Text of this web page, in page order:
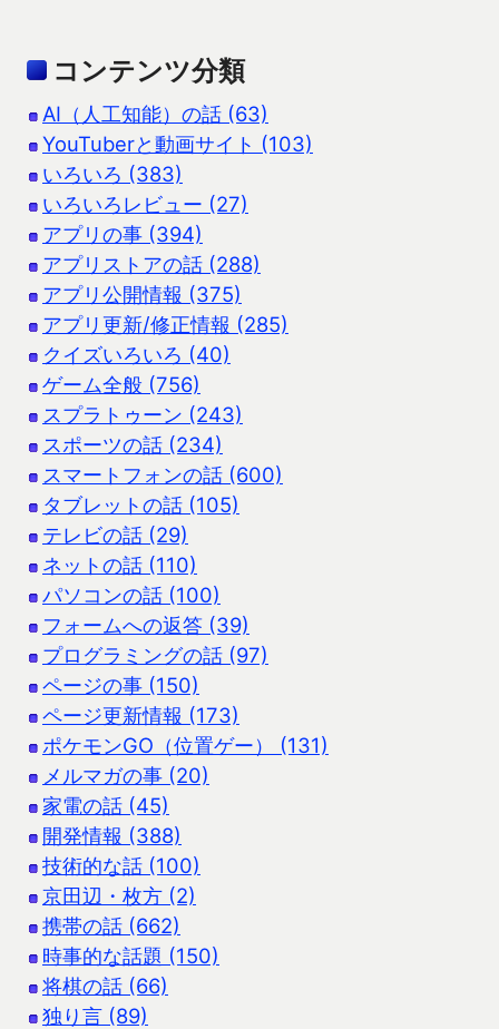
コンテンツ分類
AI（人工知能）の話 (63)
YouTuberと動画サイト (103)
いろいろ (383)
いろいろレビュー (27)
アプリの事 (394)
アプリストアの話 (288)
アプリ公開情報 (375)
アプリ更新/修正情報 (285)
クイズいろいろ (40)
ゲーム全般 (756)
スプラトゥーン (243)
スポーツの話 (234)
スマートフォンの話 (600)
タブレットの話 (105)
テレビの話 (29)
ネットの話 (110)
パソコンの話 (100)
フォームへの返答 (39)
プログラミングの話 (97)
ページの事 (150)
ページ更新情報 (173)
ポケモンGO（位置ゲー） (131)
メルマガの事 (20)
家電の話 (45)
開発情報 (388)
技術的な話 (100)
京田辺・枚方 (2)
携帯の話 (662)
時事的な話題 (150)
将棋の話 (66)
独り言 (89)